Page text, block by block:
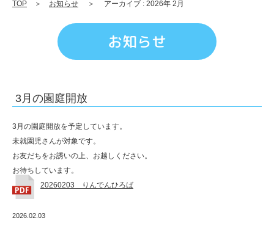
ん
幼
稚
TOP ＞ お知らせ ＞ アーカイブ : 2026年 2月
お知らせ
3月の園庭開放
3月の園庭開放を予定しています。
未就園児さんが対象です。
お友だちをお誘いの上、お越しください。
お待ちしています。
20260203 りんでんひろば
2026.02.03